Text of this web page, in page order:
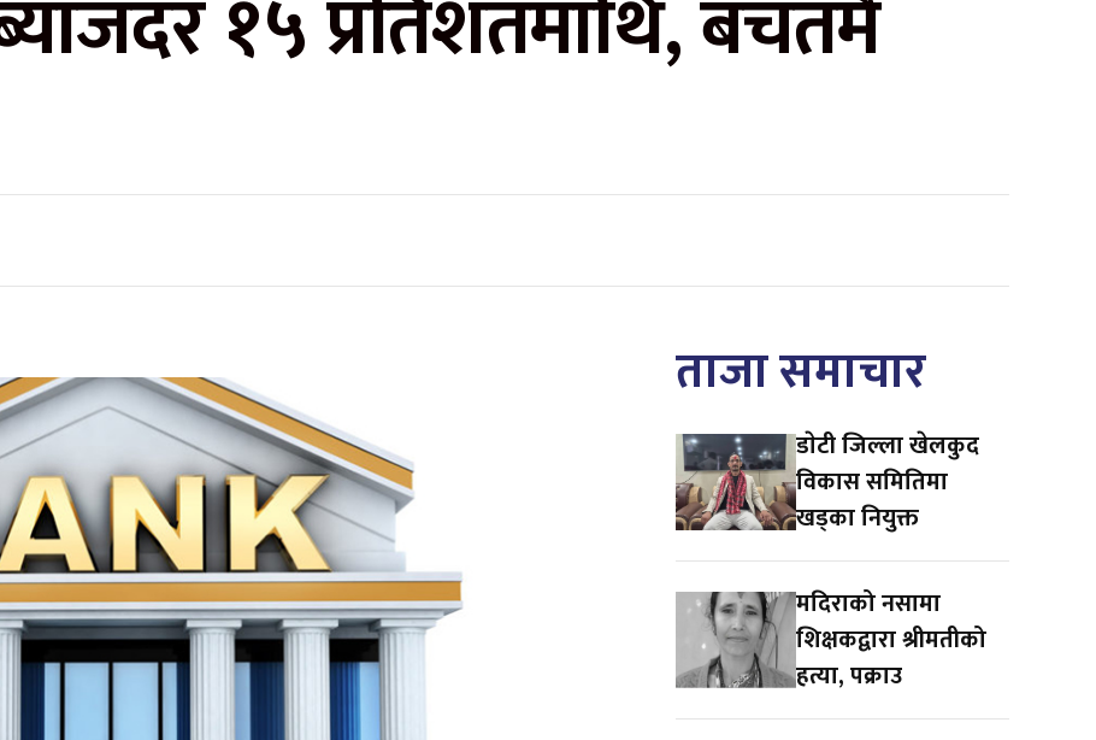
१५ प्रतिशतमाथि, बचतमै
ताजा समाचार
डाेटी जिल्ला खेलकुद
विकास समितिमा
खड्का नियुक्त
मदिराको नसामा
शिक्षकद्वारा श्रीमतीको
हत्या, पक्राउ